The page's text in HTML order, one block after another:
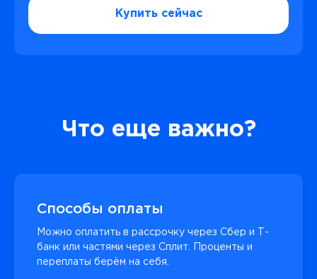
Купить сейчас
Что еще важно?
Способы оплаты
Можно оплатить в рассрочку через Сбер и Т-
банк или частями через Сплит. Проценты и
переплаты берём на себя.